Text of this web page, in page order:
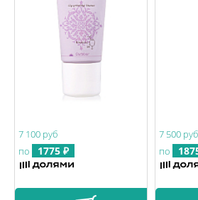
7 100 руб
по
1775 ₽
7 500 руб
по